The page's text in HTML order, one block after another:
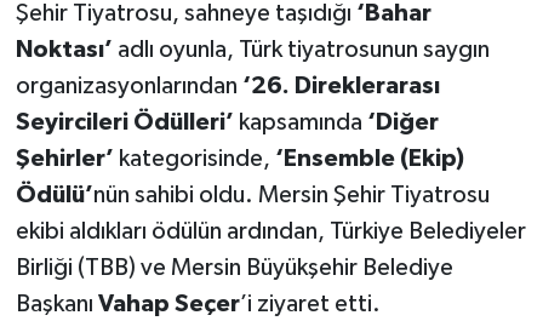
Şehir Tiyatrosu, sahneye taşıdığı ‘Bahar
Noktası’ adlı oyunla, Türk tiyatrosunun saygın
organizasyonlarından ‘26. Direklerarası
Seyircileri Ödülleri’ kapsamında ‘Diğer
Şehirler’ kategorisinde, ‘Ensemble (Ekip)
Ödülü’nün sahibi oldu. Mersin Şehir Tiyatrosu
ekibi aldıkları ödülün ardından, Türkiye Belediyeler
Birliği (TBB) ve Mersin Büyükşehir Belediye
Başkanı Vahap Seçer’i ziyaret etti.